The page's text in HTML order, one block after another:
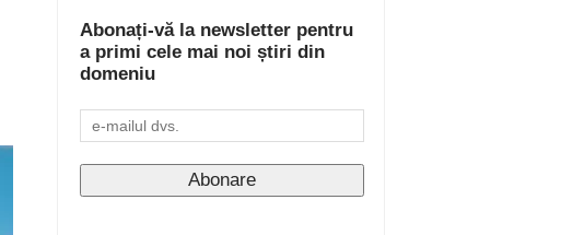
Abonați-vă la newsletter pentru
a primi cele mai noi știri din
domeniu